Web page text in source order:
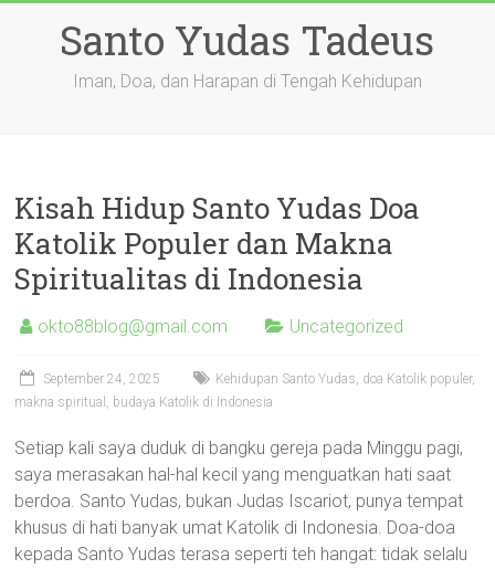
Santo Yudas Tadeus
Iman, Doa, dan Harapan di Tengah Kehidupan
Kisah Hidup Santo Yudas Doa
Katolik Populer dan Makna
Spiritualitas di Indonesia
okto88blog@gmail.com Uncategorized
September 24, 2025
Kehidupan Santo Yudas, doa Katolik populer,
makna spiritual, budaya Katolik di Indonesia
Setiap kali saya duduk di bangku gereja pada Minggu pagi,
saya merasakan hal-hal kecil yang menguatkan hati saat
berdoa. Santo Yudas, bukan Judas Iscariot, punya tempat
khusus di hati banyak umat Katolik di Indonesia. Doa-doa
kepada Santo Yudas terasa seperti teh hangat: tidak selalu